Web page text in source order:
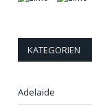
KATEGORIEN
Adelaide